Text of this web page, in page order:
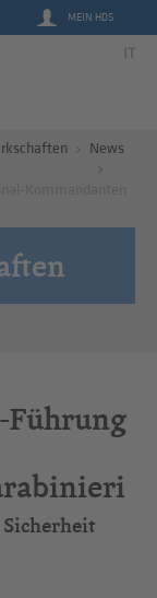
MEIN HDS
IT
News
Führung